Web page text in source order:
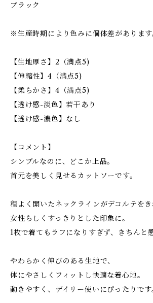
ブラック
※生産時期により色みに個体差があります
【生地厚さ】2（満点5)
【伸縮性】4（満点5)
【柔らかさ】4（満点5)
【透け感-淡色】若干あり
【透け感-濃色】なし
【コメント】
シンプルなのに、どこか上品。
首元を美しく見せるカットソーです。
程よく開いたネックラインがデコルテをき
女性らしくすっきりとした印象に。
1枚で着てもラフになりすぎず、きちんと
やわらかく伸びのある生地で、
体にやさしくフィットし快適な着心地。
動きやすく、デイリー使いにぴったりです